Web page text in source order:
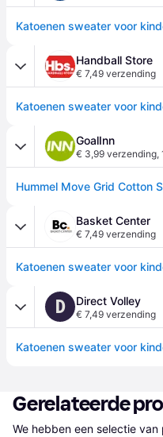
Handball Store
€ 7,49 verzending
GoalInn
€ 3,99 verzending,
Basket Center
€ 7,49 verzending
D Direct Volley
€ 7,49 verzending
Gerelateerde
We hebben een selectie